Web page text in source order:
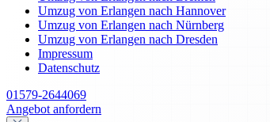
Umzug von Erlangen nach Hannover
Umzug von Erlangen nach Nürnberg
Umzug von Erlangen nach Dresden
Impressum
Datenschutz
01579-2644069
Angebot anfordern